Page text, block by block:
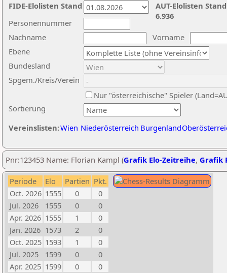
Nachname
Vorname
Ebene
Sortierung
Personennummer
Bundesland
Spgem./Kreis/Verein
Nur "österreichische" Spieler
Vereinslisten:Wien Niederösterreich Burgenland
AUT-Elolisten
6.936
FIDE-Elolisten Stand
Pnr:123453 Name: Florian Kampl (Grafik Elo-Zeitreihe, Grafik
Periode Elo Partien Pkt.
Oct. 2026 1555 0
0
Jul. 2026
1555 0
0
Apr. 2026 1555 1
0
Jan. 2026 1573 2
0
Oct. 2025 1593 1
0
Jul. 2025
1599 0
0
Apr. 2025 1599 0
0